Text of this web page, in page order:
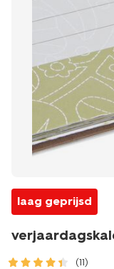
laag geprijsd
(11)